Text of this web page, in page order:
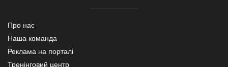
Про нас
Наша команда
Реклама на порталі
Тренінговий центр